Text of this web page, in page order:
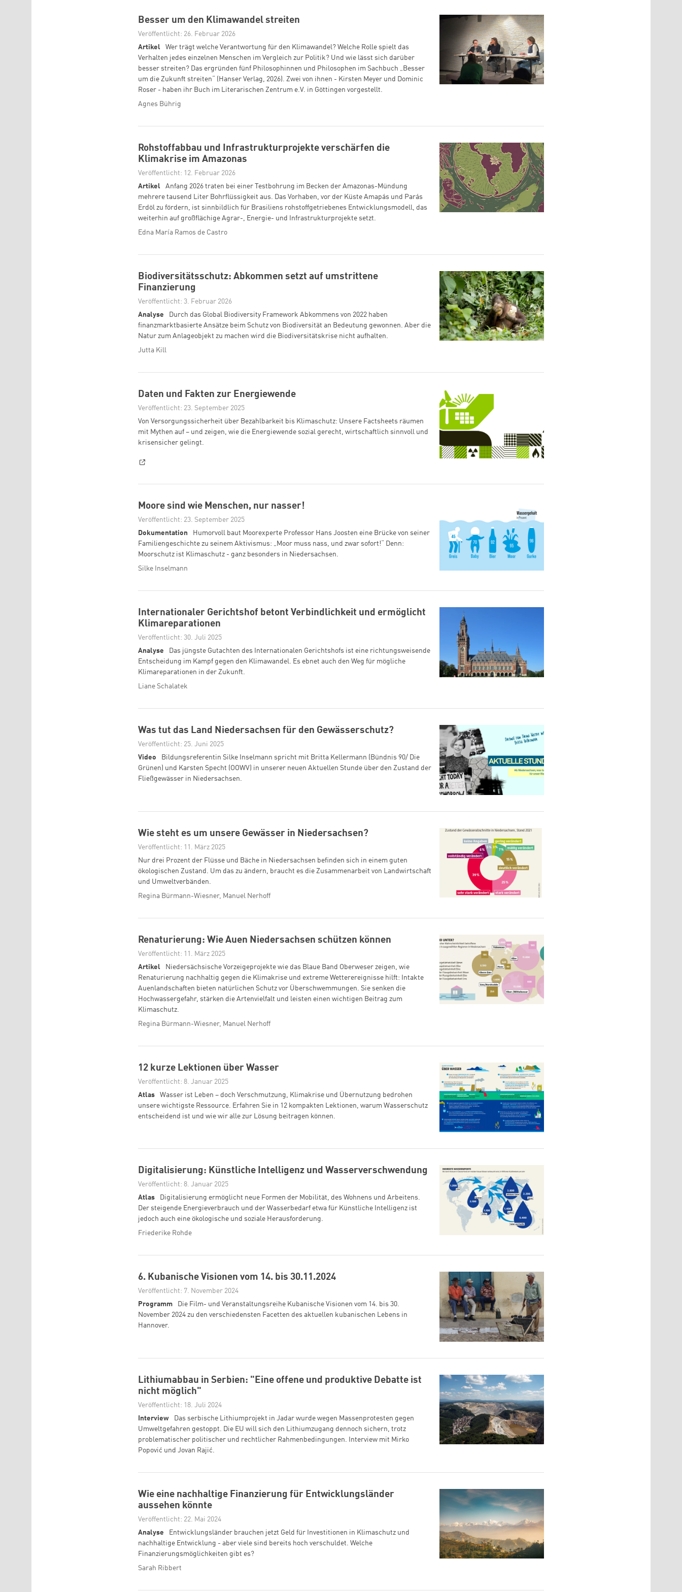
Besser um den Klimawandel streiten
Veröffentlicht: 26. Februar 2026
Artikel
Wer trägt welche Verantwortung für den Klimawandel? Welche Rolle spielt das
Verhalten jedes einzelnen Menschen im Vergleich zur Politik? Und wie lässt sich darüber
besser streiten? Das ergründen fünf Philosophinnen und Philosophen im Sachbuch „Besser
um die Zukunft streiten“ (Hanser Verlag, 2026). Zwei von ihnen - Kirsten Meyer und Dominic
Roser - haben ihr Buch im Literarischen Zentrum e.V. in Göttingen vorgestellt.
Agnes Bührig
Rohstoffabbau und Infrastrukturprojekte verschärfen die
Klimakrise im Amazonas
Veröffentlicht: 12. Februar 2026
Artikel
Anfang 2026 traten bei einer Testbohrung im Becken der Amazonas-Mündung
mehrere tausend Liter Bohrflüssigkeit aus. Das Vorhaben, vor der Küste Amapás und Parás
Erdöl zu fördern, ist sinnbildlich für Brasiliens rohstoffgetriebenes Entwicklungsmodell, das
weiterhin auf großflächige Agrar-, Energie- und Infrastrukturprojekte setzt.
Edna María Ramos de Castro
Biodiversitätsschutz: Abkommen setzt auf umstrittene
Finanzierung
Veröffentlicht: 3. Februar 2026
Analyse
Durch das Global Biodiversity Framework Abkommens von 2022 haben
finanzmarktbasierte Ansätze beim Schutz von Biodiversität an Bedeutung gewonnen. Aber die
Natur zum Anlageobjekt zu machen wird die Biodiversitätskrise nicht aufhalten.
Jutta Kill
Daten und Fakten zur Energiewende
Veröffentlicht: 23. September 2025
Von Versorgungssicherheit über Bezahlbarkeit bis Klimaschutz: Unsere Factsheets räumen
mit Mythen auf – und zeigen, wie die Energiewende sozial gerecht, wirtschaftlich sinnvoll und
krisensicher gelingt.
Moore sind wie Menschen, nur nasser!
Veröffentlicht: 23. September 2025
Dokumentation
Humorvoll baut Moorexperte Professor Hans Joosten eine Brücke von seiner
Familiengeschichte zu seinem Aktivismus: „Moor muss nass, und zwar sofort!“ Denn:
Moorschutz ist Klimaschutz - ganz besonders in Niedersachsen.
Silke Inselmann
Internationaler Gerichtshof betont Verbindlichkeit und ermöglicht
Klimareparationen
Veröffentlicht: 30. Juli 2025
Analyse
Das jüngste Gutachten des Internationalen Gerichtshofs ist eine richtungsweisende
Entscheidung im Kampf gegen den Klimawandel. Es ebnet auch den Weg für mögliche
Klimareparationen in der Zukunft.
Liane Schalatek
Was tut das Land Niedersachsen für den Gewässerschutz?
Veröffentlicht: 25. Juni 2025
Video
Bildungsreferentin Silke Inselmann spricht mit Britta Kellermann (Bündnis 90/ Die
Grünen) und Karsten Specht (OOWV) in unserer neuen Aktuellen Stunde über den Zustand der
Fließgewässer in Niedersachsen.
Wie steht es um unsere Gewässer in Niedersachsen?
Veröffentlicht: 11. März 2025
Nur drei Prozent der Flüsse und Bäche in Niedersachsen befinden sich in einem guten
ökologischen Zustand. Um das zu ändern, braucht es die Zusammenarbeit von Landwirtschaft
und Umweltverbänden.
Regina Bürmann-Wiesner, Manuel Nerhoff
Renaturierung: Wie Auen Niedersachsen schützen können
Veröffentlicht: 11. März 2025
Artikel
Niedersächsische Vorzeigeprojekte wie das Blaue Band Oberweser zeigen, wie
Renaturierung nachhaltig gegen die Klimakrise und extreme Wetterereignisse hilft: Intakte
Auenlandschaften bieten natürlichen Schutz vor Überschwemmungen. Sie senken die
Hochwassergefahr, stärken die Artenvielfalt und leisten einen wichtigen Beitrag zum
Klimaschutz.
Regina Bürmann-Wiesner, Manuel Nerhoff
12 kurze Lektionen über Wasser
Veröffentlicht: 8. Januar 2025
Atlas
Wasser ist Leben – doch Verschmutzung, Klimakrise und Übernutzung bedrohen
unsere wichtigste Ressource. Erfahren Sie in 12 kompakten Lektionen, warum Wasserschutz
entscheidend ist und wie wir alle zur Lösung beitragen können.
Digitalisierung: Künstliche Intelligenz und Wasserverschwendung
Veröffentlicht: 8. Januar 2025
Atlas
Digitalisierung ermöglicht neue Formen der Mobilität, des Wohnens und Arbeitens.
Der steigende Energieverbrauch und der Wasserbedarf etwa für Künstliche Intelligenz ist
jedoch auch eine ökologische und soziale Herausforderung.
Friederike Rohde
6. Kubanische Visionen vom 14. bis 30.11.2024
Veröffentlicht: 7. November 2024
Programm
Die Film- und Veranstaltungsreihe Kubanische Visionen vom 14. bis 30.
November 2024 zu den verschiedensten Facetten des aktuellen kubanischen Lebens in
Hannover.
Lithiumabbau in Serbien: "Eine offene und produktive Debatte ist
nicht möglich"
Veröffentlicht: 18. Juli 2024
Interview
Das serbische Lithiumprojekt in Jadar wurde wegen Massenprotesten gegen
Umweltgefahren gestoppt. Die EU will sich den Lithiumzugang dennoch sichern, trotz
problematischer politischer und rechtlicher Rahmenbedingungen. Interview mit Mirko
Popović und Jovan Rajić.
Wie eine nachhaltige Finanzierung für Entwicklungsländer
aussehen könnte
Veröffentlicht: 22. Mai 2024
Analyse
Entwicklungsländer brauchen jetzt Geld für Investitionen in Klimaschutz und
nachhaltige Entwicklung - aber viele sind bereits hoch verschuldet. Welche
Finanzierungsmöglichkeiten gibt es?
Sarah Ribbert